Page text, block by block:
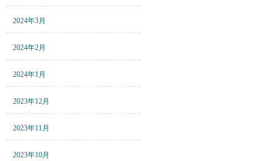
2024年3月
2024年2月
2024年1月
2023年12月
2023年11月
2023年10月